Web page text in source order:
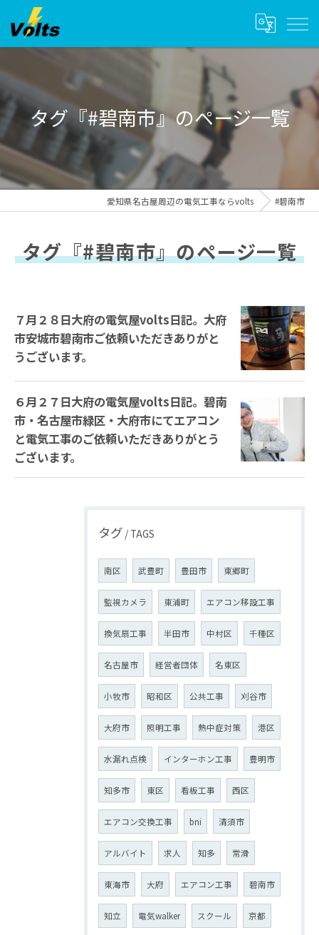
タグ『#碧南市』のページ一覧
愛知県名古屋周辺の電気工事ならvolts #碧南市
タグ『#碧南市』のページ一覧
７月２８日大府の電気屋volts日記。大府
市安城市碧南市ご依頼いただきありがと
うございます。
６月２７日大府の電気屋volts日記。碧南
市・名古屋市緑区・大府市にてエアコン
と電気工事のご依頼いただきありがとう
ございます。
タグ TAGS
南区 武豊町 豊田市 東郷町
監視カメラ 東浦町 エアコン移設工事
換気扇工事 半田市 中村区 千種区
名古屋市 経営者団体 名東区
小牧市 昭和区 公共工事 刈谷市
大府市 照明工事 熱中症対策 港区
水漏れ点検 インターホン工事 豊明市
知多市 東区 看板工事 西区
エアコン交換工事 bni 清須市
アルバイト 求人 知多 常滑
東海市 大府 エアコン工事 碧南市
知立 電気walker スクール 京都